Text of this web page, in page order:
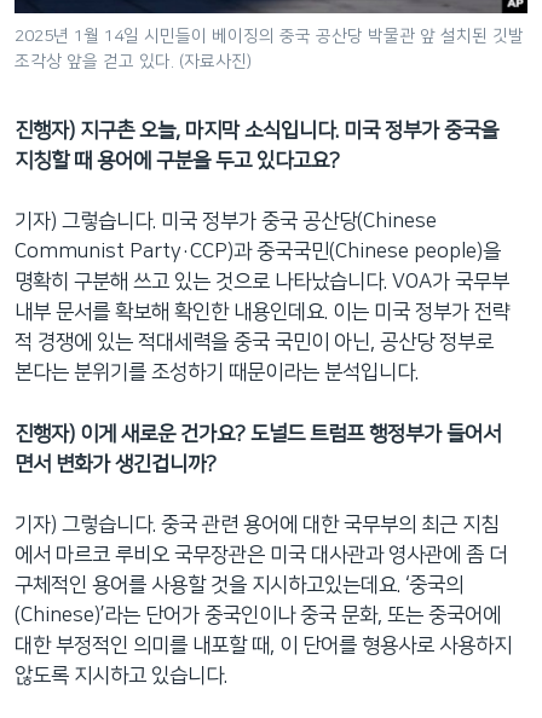
2025년 1월 14일 시민들이 베이징의 중국 공산당 박물관 앞 설치된 깃발
조각상 앞을 걷고 있다. (자료사진)
진행자) 지구촌 오늘, 마지막 소식입니다. 미국 정부가 중국을
지칭할 때 용어에 구분을 두고 있다고요?
기자) 그렇습니다. 미국 정부가 중국 공산당(Chinese
Communist Party·CCP)과 중국국민(Chinese people)을
명확히 구분해 쓰고 있는 것으로 나타났습니다. VOA가 국무부
내부 문서를 확보해 확인한 내용인데요. 이는 미국 정부가 전략
적 경쟁에 있는 적대세력을 중국 국민이 아닌, 공산당 정부로
본다는 분위기를 조성하기 때문이라는 분석입니다.
진행자) 이게 새로운 건가요? 도널드 트럼프 행정부가 들어서
면서 변화가 생긴겁니까?
기자) 그렇습니다. 중국 관련 용어에 대한 국무부의 최근 지침
에서 마르코 루비오 국무장관은 미국 대사관과 영사관에 좀 더
구체적인 용어를 사용할 것을 지시하고있는데요. ‘중국의
(Chinese)’라는 단어가 중국인이나 중국 문화, 또는 중국어에
대한 부정적인 의미를 내포할 때, 이 단어를 형용사로 사용하지
않도록 지시하고 있습니다.